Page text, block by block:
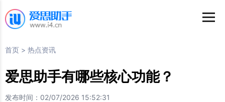
首页 > 热点资讯
爱思助手有哪些核心功能？
发布时间：02/07/2026 15:52:31